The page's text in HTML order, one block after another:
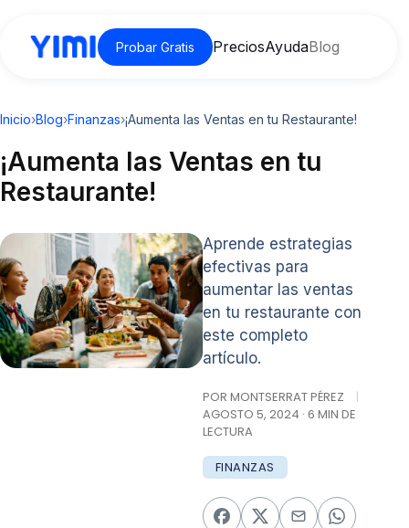
Probar Gratis PreciosAyudaBlog
Inicio›Blog›Finanzas›¡Aumenta las Ventas en tu Restaurante!
¡Aumenta las Ventas en tu
Restaurante!
Aprende estrategias
efectivas para
aumentar las ventas
en tu restaurante con
este completo
artículo.
POR MONTSERRAT PÉREZ
|
AGOSTO 5, 2024 · 6 MIN DE
LECTURA
FINANZAS